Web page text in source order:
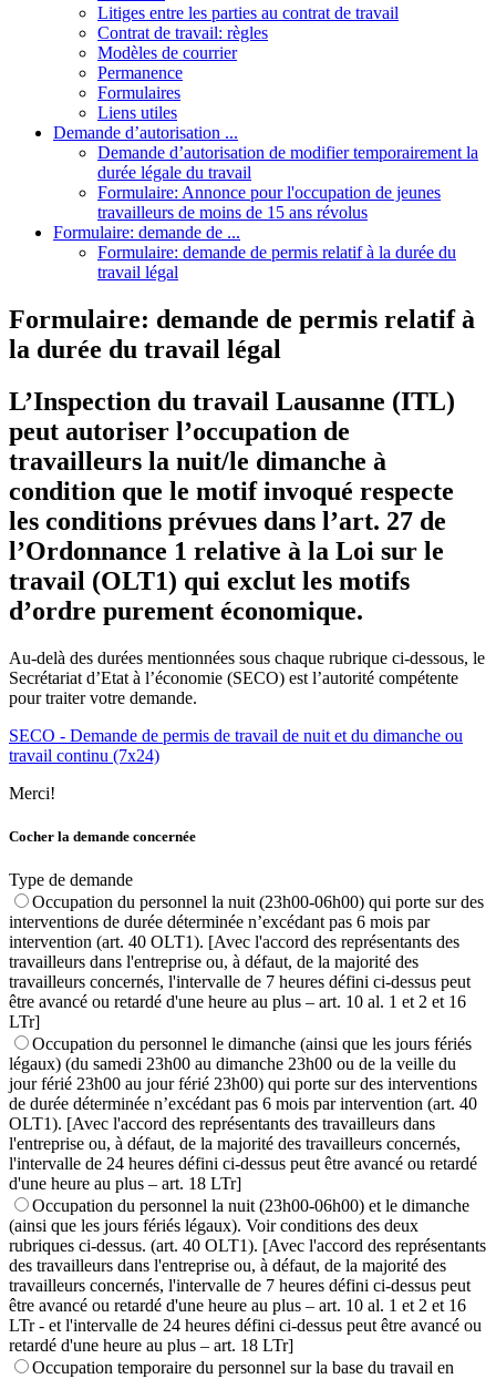
Litiges entre les parties au contrat de travail
Contrat de travail: règles
Modèles de courrier
Permanence
Formulaires
Liens utiles
Demande d’autorisation ...
Demande d’autorisation de modifier temporairement la
durée légale du travail
Formulaire: Annonce pour l'occupation de jeunes
travailleurs de moins de 15 ans révolus
Formulaire: demande de ...
Formulaire: demande de permis relatif à la durée du
travail légal
Formulaire: demande de permis relatif à
la durée du travail légal
L’Inspection du travail Lausanne (ITL)
peut autoriser l’occupation de
travailleurs la nuit/le dimanche à
condition que le motif invoqué respecte
les conditions prévues dans l’art. 27 de
l’Ordonnance 1 relative à la Loi sur le
travail (OLT1) qui exclut les motifs
d’ordre purement économique.
Au-delà des durées mentionnées sous chaque rubrique ci-dessous, le
Secrétariat d’Etat à l’économie (SECO) est l’autorité compétente
pour traiter votre demande.
SECO - Demande de permis de travail de nuit et du dimanche ou
travail continu (7x24)
Merci!
Cocher la demande concernée
Type de demande
Occupation du personnel la nuit (23h00-06h00) qui porte sur des
interventions de durée déterminée n’excédant pas 6 mois par
intervention (art. 40 OLT1). [Avec l'accord des représentants des
travailleurs dans l'entreprise ou, à défaut, de la majorité des
travailleurs concernés, l'intervalle de 7 heures défini ci-dessus peut
être avancé ou retardé d'une heure au plus – art. 10 al. 1 et 2 et 16
LTr]
Occupation du personnel le dimanche (ainsi que les jours fériés
légaux) (du samedi 23h00 au dimanche 23h00 ou de la veille du
jour férié 23h00 au jour férié 23h00) qui porte sur des interventions
de durée déterminée n’excédant pas 6 mois par intervention (art. 40
OLT1). [Avec l'accord des représentants des travailleurs dans
l'entreprise ou, à défaut, de la majorité des travailleurs concernés,
l'intervalle de 24 heures défini ci-dessus peut être avancé ou retardé
d'une heure au plus – art. 18 LTr]
Occupation du personnel la nuit (23h00-06h00) et le dimanche
(ainsi que les jours fériés légaux). Voir conditions des deux
rubriques ci-dessus. (art. 40 OLT1). [Avec l'accord des représentants
des travailleurs dans l'entreprise ou, à défaut, de la majorité des
travailleurs concernés, l'intervalle de 7 heures défini ci-dessus peut
être avancé ou retardé d'une heure au plus – art. 10 al. 1 et 2 et 16
LTr - et l'intervalle de 24 heures défini ci-dessus peut être avancé ou
retardé d'une heure au plus – art. 18 LTr]
Occupation temporaire du personnel sur la base du travail en